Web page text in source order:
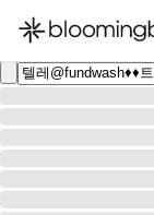
한국어
English
日本語